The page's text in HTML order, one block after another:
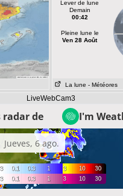
Lever de lune
Demain
00:42
Pleine lune le
Ven 28 Août
La lune - Météores
LiveWebCam3